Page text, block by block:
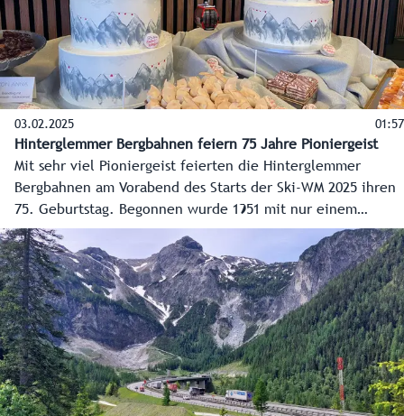
03.02.2025 01:57
Hinterglemmer Bergbahnen feiern 75 Jahre Pioniergeist
Mit sehr viel Pioniergeist feierten die Hinterglemmer
Bergbahnen am Vorabend des Starts der Ski-WM 2025 ihren
75. Geburtstag. Begonnen wurde 1951 mit nur einem
Schlepplift und zwei Mitarbeitern. Heute gibt es ein ganzes
Netz aus Seilbahnen und Sesselliften mit über 200
Mitarbeitern. Die Hinterglemmer Bergbahnen sind heute
Teil eines der weltweit renommiertesten Skigebiete.